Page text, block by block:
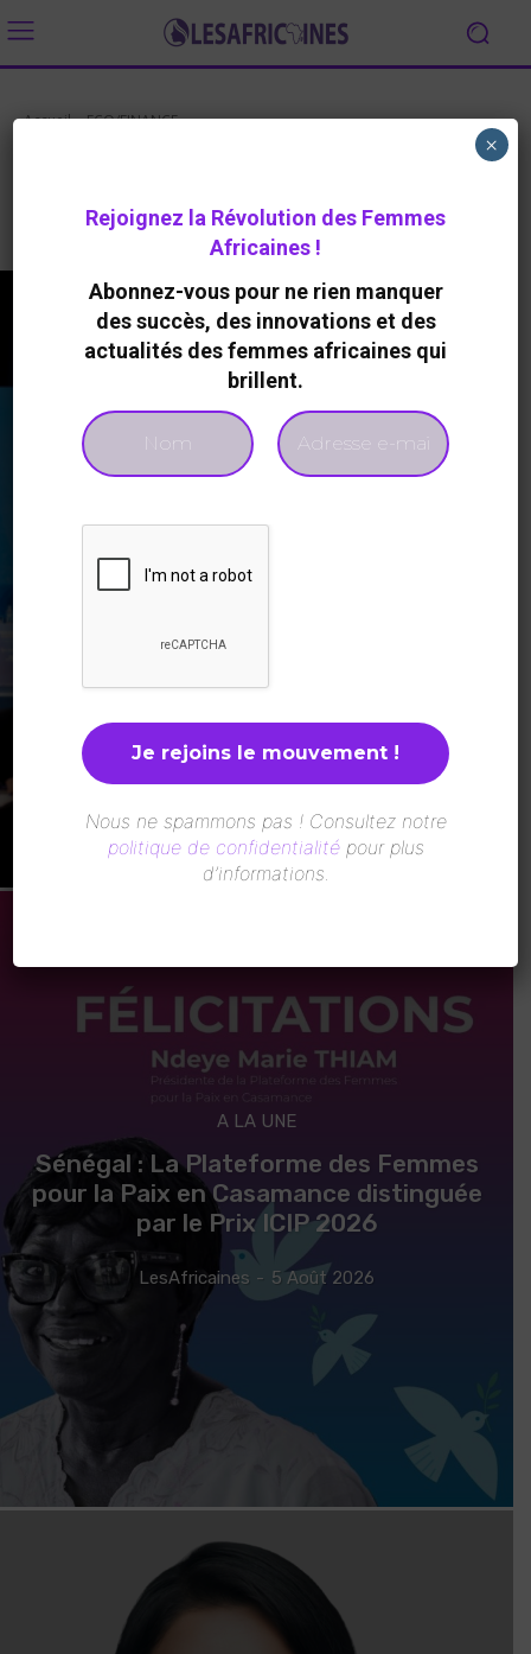
Accueil ECO/FINANCE
Banques / Assurance Entrepreneuriat FinTech
académie pour renforcer le leadership
A LA UNE
Sénégal : La Plateforme des Femmes
pour la Paix en Casamance distinguée
par le Prix ICIP 2026
LesAfricaines - 5 Août 2026
Rejoignez la Révolution des Femmes
Africaines !
Abonnez-vous pour ne rien manquer
des succès, des innovations et des
actualités des femmes africaines qui
brillent.
Nous ne spammons pas ! Consultez notre
politique de confidentialitépour plus
d’informations.
×